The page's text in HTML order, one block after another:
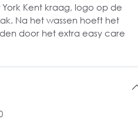
Kent kraag, logo op de
Na het wassen hoeft het
door het extra easy care